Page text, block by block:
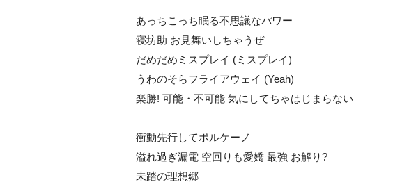
あっちこっち眠る不思議なパワー
寝坊助 お見舞いしちゃうぜ
だめだめミスプレイ (ミスプレイ)
うわのそらフライアウェイ (Yeah)
楽勝! 可能・不可能 気にしてちゃはじまらない
衝動先行してボルケーノ
溢れ過ぎ漏電 空回りも愛嬌 最強 お解り?
未踏の理想郷